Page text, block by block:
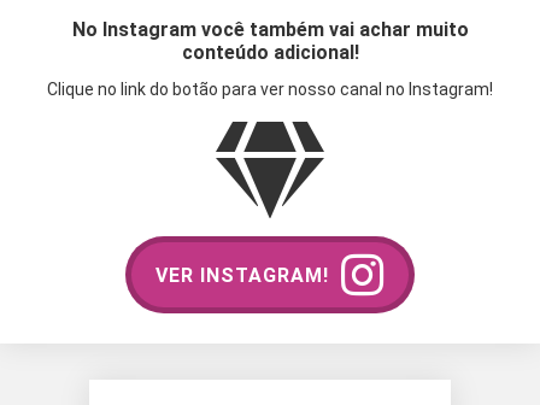
No Instagram você também vai achar muito
conteúdo adicional!
Clique no link do botão para ver nosso canal no Instagram!
VER INSTAGRAM!